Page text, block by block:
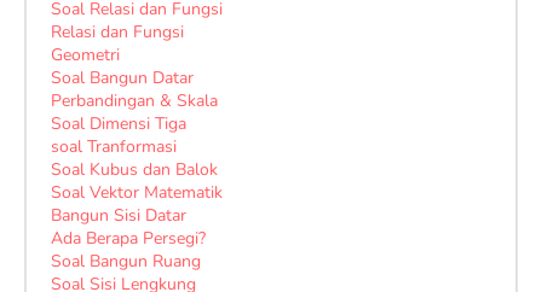
Soal Relasi dan Fungsi
Relasi dan Fungsi
Geometri
Soal Bangun Datar
Perbandingan & Skala
Soal Dimensi Tiga
soal Tranformasi
Soal Kubus dan Balok
Soal Vektor Matematik
Bangun Sisi Datar
Ada Berapa Persegi?
Soal Bangun Ruang
Soal Sisi Lengkung